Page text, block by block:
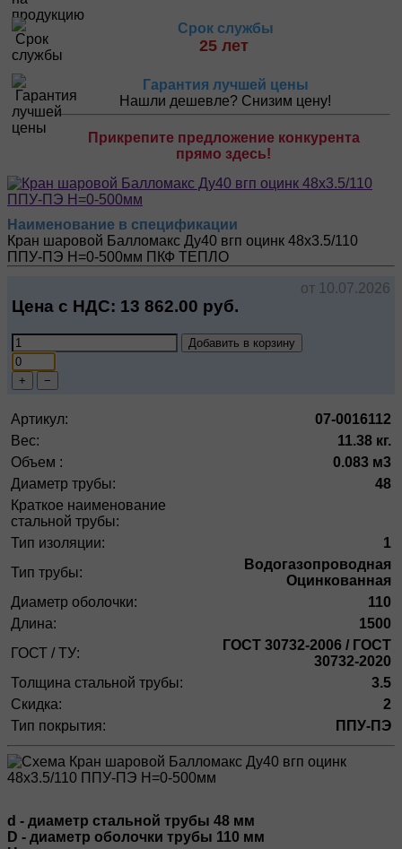
Срок службы
25 лет
Гарантия лучшей цены
Нашли дешевле? Снизим цену!
Прикрепите предложение конкурента
прямо здесь!
Наименование в спецификации
Кран шаровой Балломакс Ду40 вгп оцинк 48х3.5/110
ППУ-ПЭ H=0-500мм ПКФ ТЕПЛО
от 10.07.2026
Цена с НДС: 13 862.00 руб.
Добавить в корзину
+ −
Артикул:
07-0016112
Вес:
11.38 кг.
Объем :
0.083 м3
Диаметр трубы:
48
Краткое наименование
стальной трубы:
Тип изоляции:
1
Тип трубы:
Водогазопроводная
Оцинкованная
Диаметр оболочки:
110
Длина:
1500
ГОСТ / ТУ:
ГОСТ 30732-2006 / ГОСТ
30732-2020
Толщина стальной трубы:
3.5
Скидка:
2
Тип покрытия:
ППУ-ПЭ
d - диаметр стальной трубы 48 мм
D - диаметр оболочки трубы 110 мм